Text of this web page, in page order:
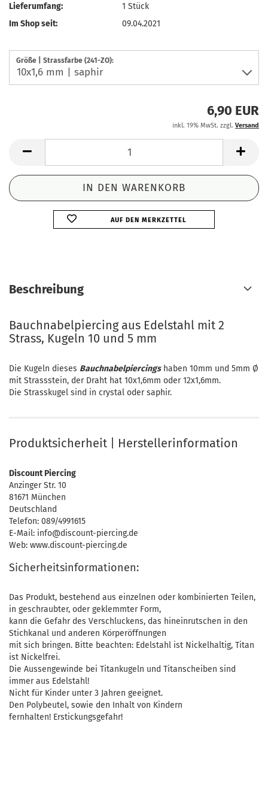
Lieferumfang:
1 Stück
Im Shop seit:
09.04.2021
Größe | Strassfarbe (241-ZO):
6,90 EUR
inkl. 19% MwSt. zzgl. Versand
AUF DEN MERKZETTEL
Beschreibung
Bauchnabelpiercing aus Edelstahl mit 2
Strass, Kugeln 10 und 5 mm
Die Kugeln dieses Bauchnabelpiercingshaben 10mm und 5mm Ø
mit Strassstein, der Draht hat 10x1,6mm oder 12x1,6mm.
Die Strasskugel sind in crystal oder saphir.
Produktsicherheit | Herstellerinformation
Discount Piercing
Anzinger Str. 10
81671 München
Deutschland
Telefon: 089/4991615
E-Mail: info@discount-piercing.de
Web: www.discount-piercing.de
Sicherheitsinformationen:
Das Produkt, bestehend aus einzelnen oder kombinierten Teilen,
in geschraubter, oder geklemmter Form,
kann die Gefahr des Verschluckens, das hineinrutschen in den
Stichkanal und anderen Körperöffnungen
mit sich bringen. Bitte beachten: Edelstahl ist Nickelhaltig, Titan
ist Nickelfrei.
Die Aussengewinde bei Titankugeln und Titanscheiben sind
immer aus Edelstahl!
Nicht für Kinder unter 3 Jahren geeignet.
Den Polybeutel, sowie den Inhalt von Kindern
fernhalten! Erstickungsgefahr!